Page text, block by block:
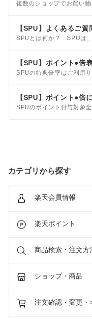
【SPU】よくあるご質
【SPU】ポイント●倍
【SPU】ポイント●倍
カテゴリから探す
楽天会員情報
楽天ポイント
商品検索・注文方
ショップ・商品
注文確認・変更・